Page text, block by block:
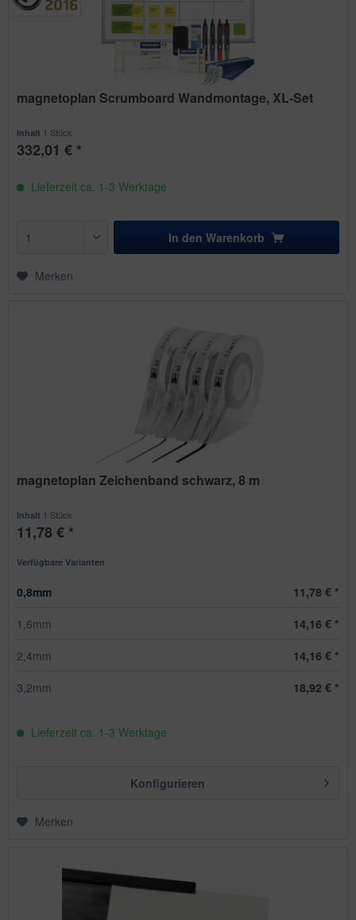
magnetoplan Scrumboard Wandmontage, XL-Set
Inhalt 1 Stück
332,01 € *
Lieferzeit ca. 1-3 Werktage
In den Warenkorb
Merken
magnetoplan Zeichenband schwarz, 8 m
Inhalt 1 Stück
11,78 € *
Verfügbare Varianten
0,8mm
11,78 € *
1,6mm
14,16 € *
2,4mm
14,16 € *
3,2mm 18,92 € *
Lieferzeit ca. 1-3 Werktage
Konfigurieren
Merken